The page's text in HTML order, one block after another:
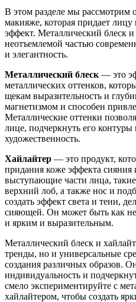
В этом разделе мы рассмотрим
макияже, которая придает
эффект. Металлический блеск и
неотъемлемой частью
и элегантность.
Металлический блеск — это
металлических оттенков,
щекам выразительность и
магнетизмом и способен
Металлические оттенки
лице, подчеркнуть его контуры
художественность.
Хайлайтер — это продукт,
придания коже эффекта
выступающие части лица, такие
верхний лоб, а также нос и
создать эффект света и тени,
сияющей. Он может быть как
и ярким и выразительным.
Металлический блеск и
тренды, но и универсальные
создания различных образов.
индивидуальность и
смело экспериментируйте с
хайлайтером, чтобы создать